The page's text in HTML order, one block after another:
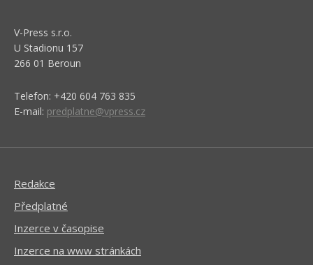
V-Press s.r.o.
U Stadionu 157
266 01 Beroun
Telefon: +420 604 763 835
E-mail: predplatne@vpress.cz
Redakce
Předplatné
Inzerce v časopise
Inzerce na www stránkách